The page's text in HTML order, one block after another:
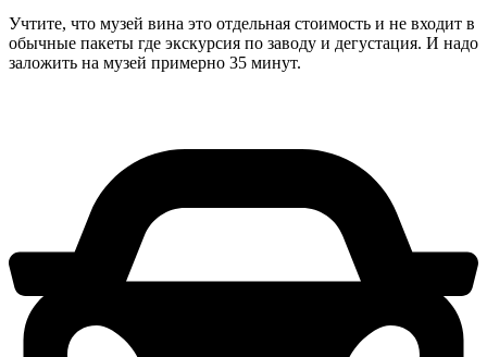
Учтите, что музей вина это отдельная стоимость и не входит в
обычные пакеты где экскурсия по заводу и дегустация. И надо
заложить на музей примерно 35 минут.